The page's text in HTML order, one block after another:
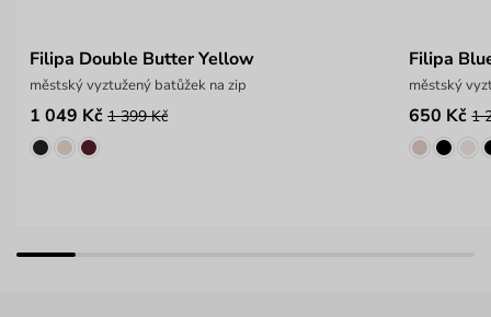
Filipa Double Butter Yellow
městský vyztužený batůžek na zip
1 049 Kč 1 399 Kč
Filipa
městský
650 Kč 1